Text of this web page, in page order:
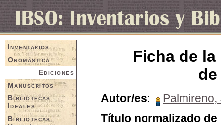
Inventarios
Onomástica
Ediciones
Manuscritos
Bibliotecas
Ideales
Bibliotecas
Ficha de
Autor/es:
Título normalizado de